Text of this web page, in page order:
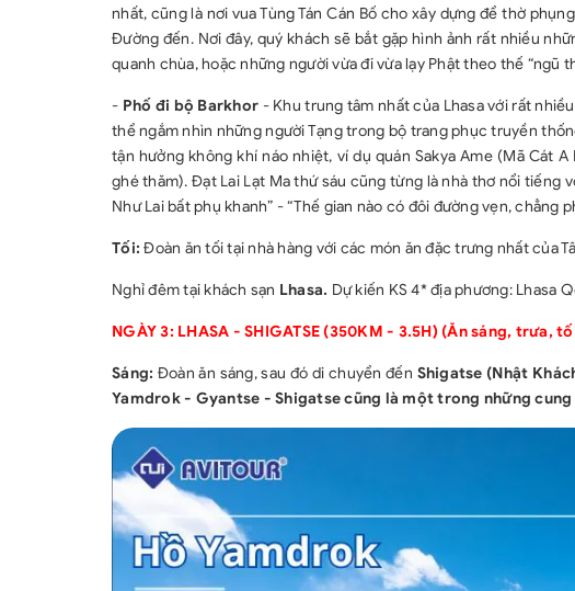
nhất, cũng là nơi vua Tùng Tán Cán Bố cho xây dựng để thờ
Đường đến. Nơi đây, quý khách sẽ bắt gặp hình ảnh rất nhiều
quanh chùa, hoặc những người vừa đi vừa lạy Phật theo thế “ngũ
- Phố đi bộ Barkhor - Khu trung tâm nhất của Lhasa với rất
thể ngắm nhìn những người Tạng trong bộ trang phục truyền
tận hưởng không khí náo nhiệt, ví dụ quán Sakya Ame (Mã Cát
ghé thăm). Đạt Lai Lạt Ma thứ sáu cũng từng là nhà thơ nổi tiếng
Như Lai bất phụ khanh” - “Thế gian nào có đôi đường vẹn, chẳng
Tối: Đoàn ăn tối tại nhà hàng với các món ăn đặc trưng nhất của
Nghỉ đêm tại khách sạn Lhasa. Dự kiến KS 4* địa phương: Lhasa
NGÀY 3: LHASA - SHIGATSE (350KM - 3.5H) (Ăn sáng, trưa,
Sáng: Đoàn ăn sáng, sau đó di chuyển đến Shigatse (Nhật
Yamdrok - Gyantse - Shigatse cũng là một trong những